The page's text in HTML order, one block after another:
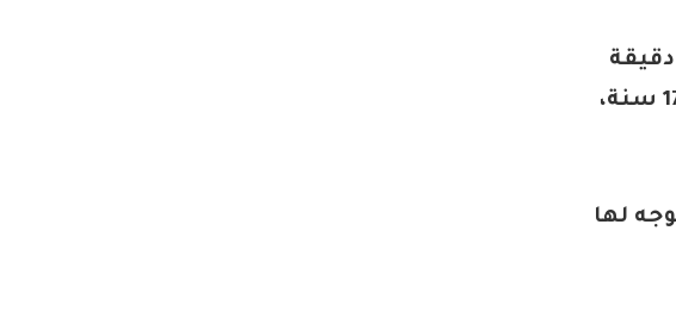
وتسجيلات كاميرات المراقبة، مكنت من توقيف المشتبه فيه البالغ من العمر 17 سنة،
لها